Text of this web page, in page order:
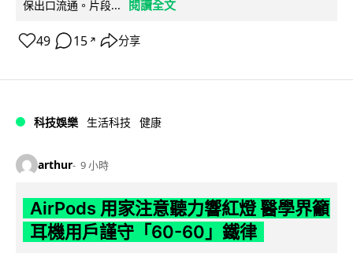
保出口流通。片段...
閱讀全文
49 15 ↗ 分享
科技娛樂 生活科技 健康
arthur 9 小時
AirPods 用家注意聽力響紅燈 醫學界籲
耳機用戶謹守「60-60」鐵律